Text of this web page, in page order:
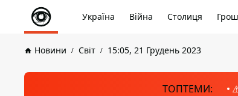
Україна Війна Столиця
Новини Світ 15:05, 21 Грудень 2023
ТОПТЕМИ: